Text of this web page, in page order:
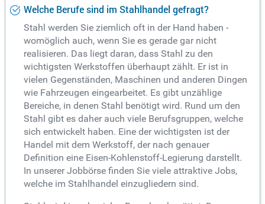
Welche Berufe sind im Stahlhandel gefragt?
Stahl werden Sie ziemlich oft in der Hand haben -
womöglich auch, wenn Sie es gerade gar nicht
realisieren. Das liegt daran, dass Stahl zu den
wichtigsten Werkstoffen überhaupt zählt. Er ist in
vielen Gegenständen, Maschinen und anderen Dingen
wie Fahrzeugen eingearbeitet. Es gibt unzählige
Bereiche, in denen Stahl benötigt wird. Rund um den
Stahl gibt es daher auch viele Berufsgruppen, welche
sich entwickelt haben. Eine der wichtigsten ist der
Handel mit dem Werkstoff, der nach genauer
Definition eine Eisen-Kohlenstoff-Legierung darstellt.
In unserer Jobbörse finden Sie viele attraktive Jobs,
welche im Stahlhandel einzugliedern sind.